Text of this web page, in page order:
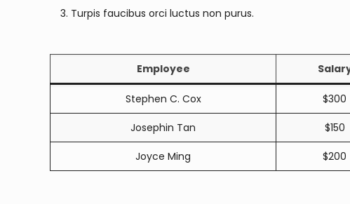
Turpis faucibus orci luctus non purus.
Employee
Stephen C. Cox $300
Josephin Tan $150
Joyce Ming $200